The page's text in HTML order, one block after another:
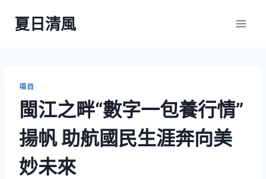
夏日清風
項目
閩江之畔“數字一包養行情”
揚帆 助航國民生涯奔向美
妙未來